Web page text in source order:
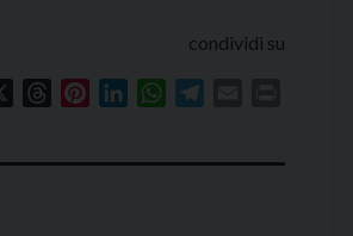
condividi su
ThreadsPinterestLinkedInWhatsApp